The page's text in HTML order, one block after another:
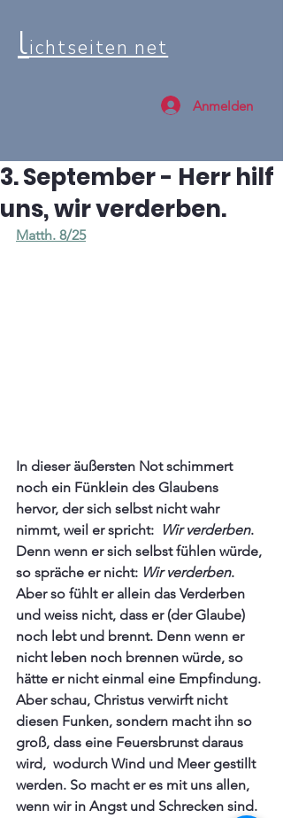
lichtseiten net
Anmelden
3. September - Herr hilf
uns, wir verderben.
Matth. 8/25
In dieser äußersten Not schimmert
noch ein Fünklein des Glaubens
hervor, der sich selbst nicht wahr
nimmt, weil er spricht: Wir verderben.
Denn wenn er sich selbst fühlen würde,
so spräche er nicht: Wir verderben.
Aber so fühlt er allein das Verderben
und weiss nicht, dass er (der Glaube)
noch lebt und brennt. Denn wenn er
nicht leben noch brennen würde, so
hätte er nicht einmal eine Empfindung.
Aber schau, Christus verwirft nicht
diesen Funken, sondern macht ihn so
groß, dass eine Feuersbrunst daraus
wird,  wodurch Wind und Meer gestillt
werden. So macht er es mit uns allen,
wenn wir in Angst und Schrecken sind.